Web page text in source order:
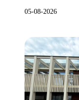
05-08-2026